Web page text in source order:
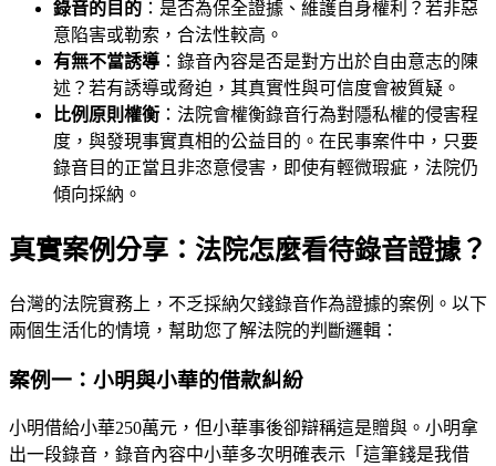
錄音的目的 ：是否為保全證據、維護自身權利？若非惡
意陷害或勒索，合法性較高。
有無不當誘導：錄音內容是否是對方出於自由意志的陳
述？若有誘導或脅迫，其真實性與可信度會被質疑。
比例原則權衡 ：法院會權衡錄音行為對隱私權的侵害程
度，與發現事實真相的公益目的。在民事案件中，只要
錄音目的正當且非恣意侵害，即使有輕微瑕疵，法院仍
傾向採納。
真實案例分享：法院怎麼看待錄音證據？
台灣的法院實務上，不乏採納欠錢錄音作為證據的案例。以下
兩個生活化的情境，幫助您了解法院的判斷邏輯：
案例一：小明與小華的借款糾紛
小明借給小華250萬元，但小華事後卻辯稱這是贈與。小明拿
出一段錄音，錄音內容中小華多次明確表示「這筆錢是我借